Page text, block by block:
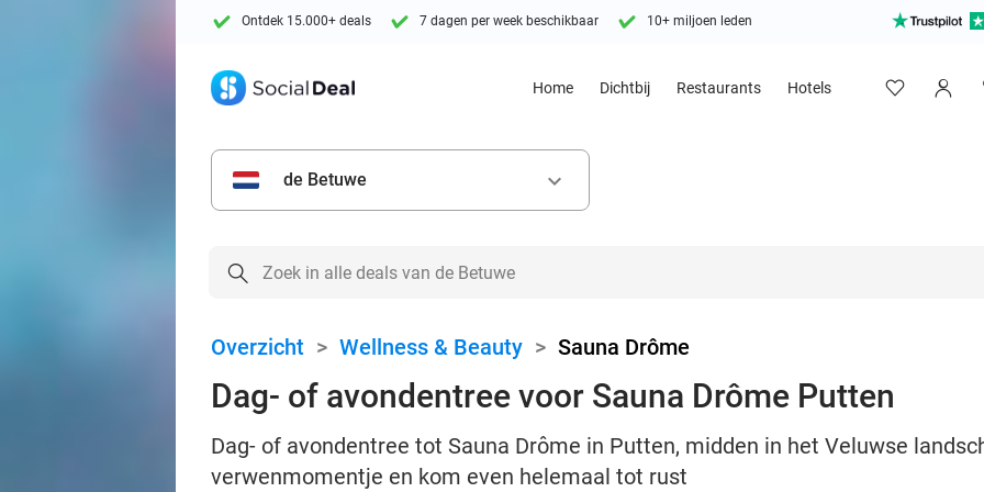
Ontdek 15.000+ deals 7 dagen per week beschikbaar 10+ miljoen leden
Home Dichtbij Restaurants Hotels
de Betuwe keyboard_arrow_down
Overzicht > Wellness & Beauty > Sauna Drôme
Dag- of avondentree voor Sauna Drôme Putten
Dag- of avondentree tot Sauna Drôme in Putten, midden in het Veluwse
verwenmomentje en kom even helemaal tot rust